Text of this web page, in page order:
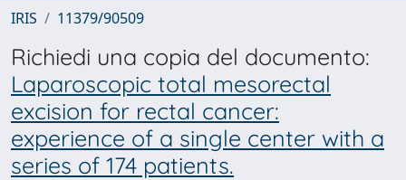
IRIS 11379/90509
Richiedi una copia del documento:
Laparoscopic total mesorectal
excision for rectal cancer:
experience of a single center with a
series of 174 patients.